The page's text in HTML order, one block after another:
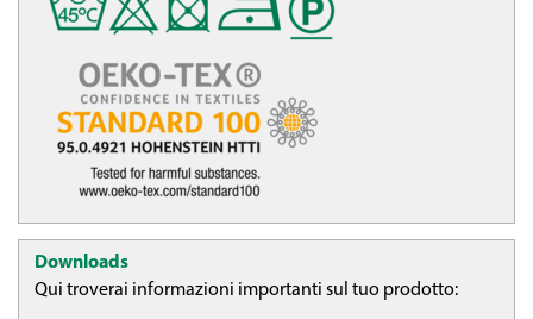
Downloads
Qui troverai informazioni importanti sul tuo prodotto: